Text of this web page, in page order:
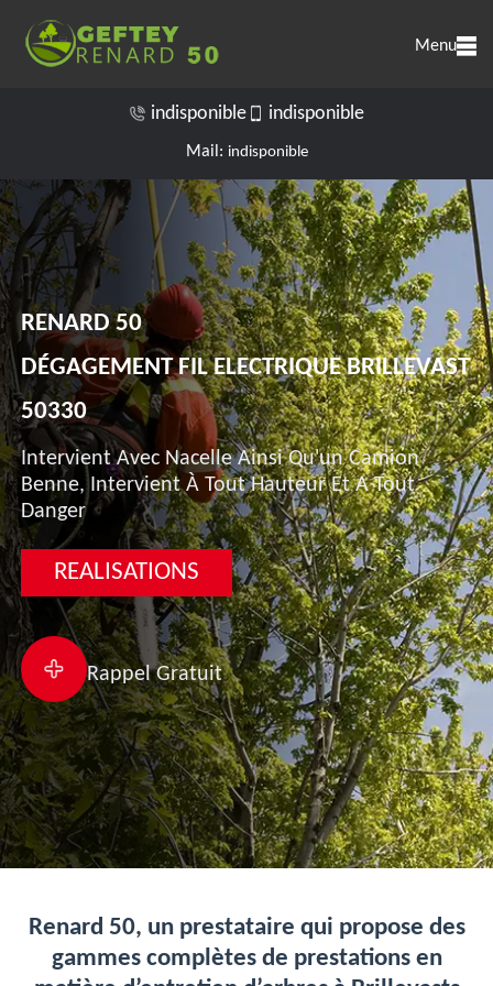
Menu
indisponible indisponible
Mail: indisponible
RENARD 50
DÉGAGEMENT FIL ELECTRIQUE BRILLEVAST
50330
Intervient Avec Nacelle Ainsi Qu'un Camion
Benne, Intervient À Tout Hauteur Et A Tout
Danger
REALISATIONS
Rappel Gratuit
Renard 50, un prestataire qui propose des
gammes complètes de prestations en